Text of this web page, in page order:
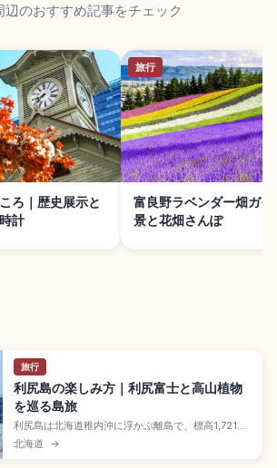
辺のおすすめ記事をチェック
ろ｜歴史展示と
計
旅行
富良野ラベンダー畑ガイ
景と花畑さんぽ
旅行
利尻島の楽しみ方｜利尻富士と高山植物
を巡る島旅
利尻島は北海道稚内沖に浮かぶ離島で、標高1,721m
の利尻富士(日本百名山最北峰)がそびえる利尻礼文サ
ロベツ国立公園の一部。鴛泊コースは往復10〜12時
北海道 →